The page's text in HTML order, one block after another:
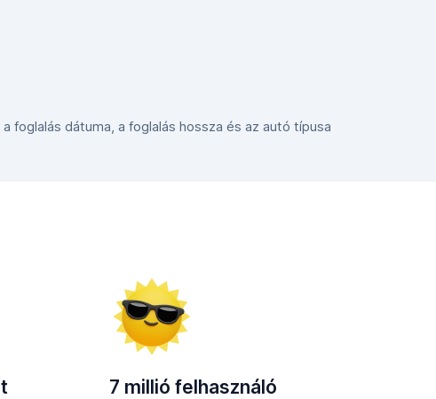
foglalás dátuma, a foglalás hossza és az autó típusa
7 millió felhasználó